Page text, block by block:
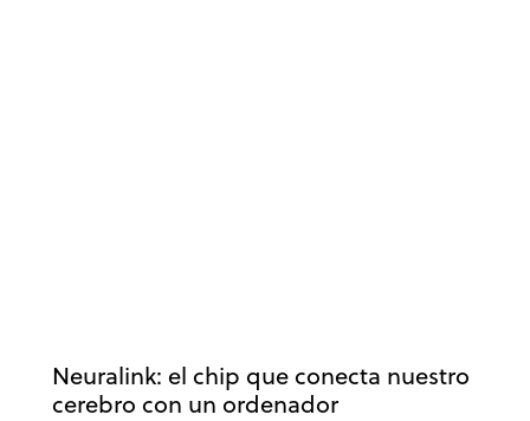
Neuralink: el chip que conecta nuestro
cerebro con un ordenador